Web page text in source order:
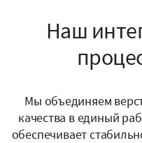
Наш
Мы объединяем
качества в единый
обеспечивает